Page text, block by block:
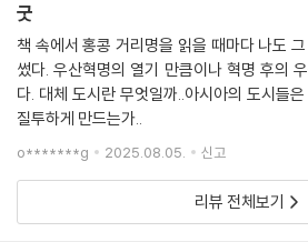
우리는 아무개와 아무개 하는 한 사람씩이 아
충격을 경험했다. 그건 우리가 상상도 못 했
다. 우리는 운명이 연결된 이름 없는 공동체
다 같이 떠났다. 그때부터 누구도 우리를 갈라
--- p.170
커러의 사랑이 나를 강하게 만들었다.
『동생』은 2014년 ‘우산 혁명 우울증’이라 불
쓴 소설이다. 최루탄을 견디며 거리 점거 시
제 요구가 좌절된 후 홍콩 사회는 광범위한
014년의 유산 혹은 후유증이 제대로 정리되지
격렬하고 거대한 2019년 시위가 발발하면서
종료 이후 ‘센트럴 점령 운동’ 지지자라는 이
국 타이완으로 이주할 수밖에 없었다.
굿
책 속에서 홍콩 거리명을 읽을 때마다 나도
썼다. 우산혁명의 열기 만큼이나 혁명 후의
다. 대체 도시란 무엇일까..아시아의 도시들
질투하게 만드는가..
o*******g 2025.08.05. 신고
리뷰 전체보기